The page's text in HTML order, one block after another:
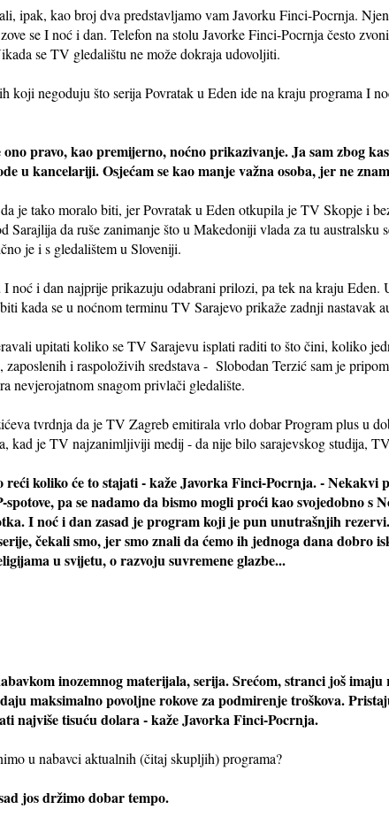
ipak, kao broj dva predstavljamo vam Javorku Finci-Pocrnja.
se I noć i dan. Telefon na stolu Javorke Finci-Pocrnja često
se TV gledalištu ne može dokraja udovoljiti.
koji negoduju što serija Povratak u Eden ide na kraju programa I
pravo, kao premijerno, noćno prikazivanje. Ja sam zbog
u kancelariji. Osjećam se kao manje važna osoba, jer ne
je tako moralo biti, jer Povratak u Eden otkupila je TV Skopje i
Sarajlija da ruše zanimanje što u Makedoniji vlada za tu
je i s gledalištem u Sloveniji.
I noć i dan najprije prikazuju odabrani prilozi, pa tek na kraju
kada se u noćnom terminu TV Sarajevo prikaže zadnji nastavak
upitati koliko se TV Sarajevu isplati raditi to što čini, koliko
zaposlenih i raspoloživih sredstava - Slobodan Terzić sam je
nevjerojatnom snagom privlači gledalište.
tvrdnja da je TV Zagreb emitirala vrlo dobar Program plus u
kad je TV najzanimljiviji medij - da nije bilo sarajevskog studija,
reći koliko će to stajati - kaže Javorka Finci-Pocrnja. - Nekakvi
spotove, pa se nadamo da bismo mogli proći kao svojedobno
I noć i dan zasad je program koji je pun unutrašnjih
čekali smo, jer smo znali da ćemo ih jednoga dana dobro
u svijetu, o razvoju suvremene glazbe...
inozemnog materijala, serija. Srećom, stranci još
maksimalno povoljne rokove za podmirenje troškova.
najviše tisuću dolara - kaže Javorka Finci-Pocrnja.
u nabavci aktualnih (čitaj skupljih) programa?
jos držimo dobar tempo.